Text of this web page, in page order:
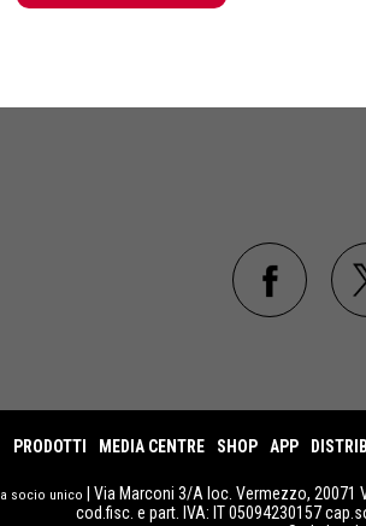
PRODOTTI MEDIA CENTRE SHOP APP
a socio unico
| Via Marconi 3/A loc. Vermezzo, 20071
cod.fisc. e part. IVA: IT 05094230157